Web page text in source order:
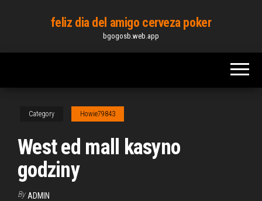
content
feliz dia del amigo cerveza poker
bgogosb.web.app
Category Howie79843
West ed mall kasyno
godziny
By ADMIN